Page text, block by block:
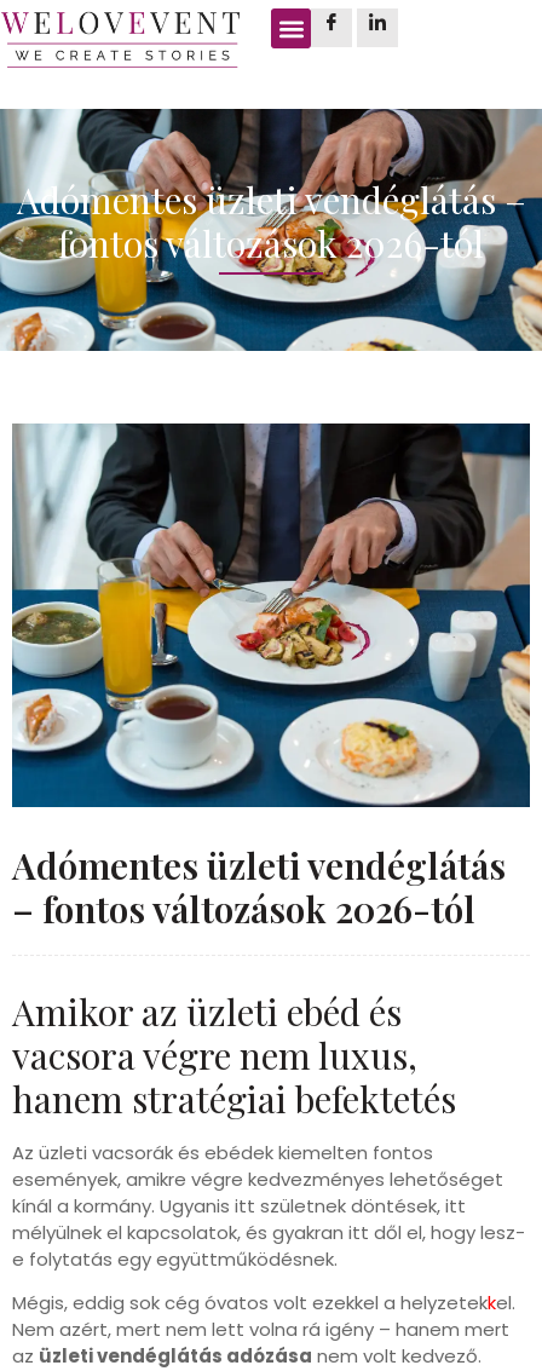
Adómentes üzleti vendéglátás –
fontos változások 2026-tól
Adómentes üzleti vendéglátás
– fontos változások 2026-tól
Amikor az üzleti ebéd és
vacsora végre nem luxus,
hanem stratégiai befektetés
Az üzleti vacsorák és ebédek kiemelten fontos
események, amikre végre kedvezményes lehetőséget
kínál a kormány. Ugyanis itt születnek döntések, itt
mélyülnek el kapcsolatok, és gyakran itt dől el, hogy lesz-
e folytatás egy együttműködésnek.
Mégis, eddig sok cég óvatos volt ezekkel a helyzetekkel.
Nem azért, mert nem lett volna rá igény – hanem mert
az üzleti vendéglátás adózása nem volt kedvező.